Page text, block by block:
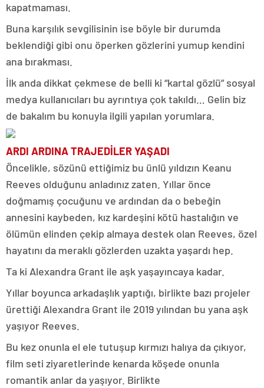
kapatmaması.
Buna karşılık sevgilisinin ise böyle bir durumda
beklendiği gibi onu öperken gözlerini yumup kendini
ana bırakması.
İlk anda dikkat çekmese de belli ki “kartal gözlü” sosyal
medya kullanıcıları bu ayrıntıya çok takıldı… Gelin biz
de bakalım bu konuyla ilgili yapılan yorumlara.
ARDI ARDINA TRAJEDİLER YAŞADI
Öncelikle, sözünü ettiğimiz bu ünlü yıldızın Keanu
Reeves olduğunu anladınız zaten. Yıllar önce
doğmamış çocuğunu ve ardından da o bebeğin
annesini kaybeden, kız kardeşini kötü hastalığın ve
ölümün elinden çekip almaya destek olan Reeves, özel
hayatını da meraklı gözlerden uzakta yaşardı hep.
Ta ki Alexandra Grant ile aşk yaşayıncaya kadar.
Yıllar boyunca arkadaşlık yaptığı, birlikte bazı projeler
ürettiği Alexandra Grant ile 2019 yılından bu yana aşk
yaşıyor Reeves.
Bu kez onunla el ele tutuşup kırmızı halıya da çıkıyor,
film seti ziyaretlerinde kenarda köşede onunla
romantik anlar da yaşıyor. Birlikte